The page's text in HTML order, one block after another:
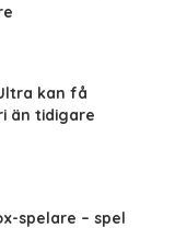
kan få
än tidigare
spelare – spel